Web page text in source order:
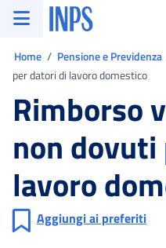
Vai al menu principale
Vai al contenuto principale
Vai al pie' di pagina
INPS ()
Home Pensione e Previdenza
per datori di lavoro domestico
Rimborso
non
lavoro
Aggiungi ai preferiti